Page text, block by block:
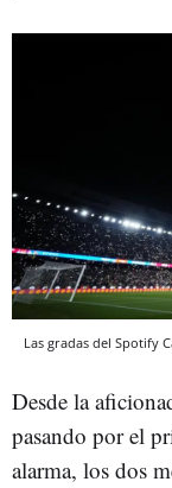
Las gradas del Spotify
Desde la
pasando por el
alarma, los dos